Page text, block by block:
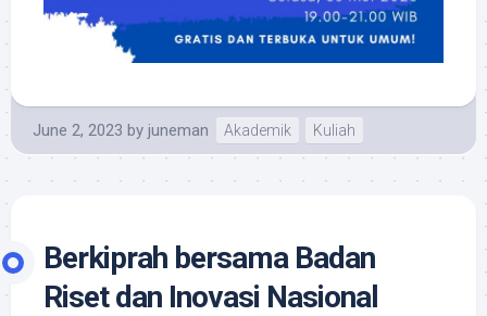
June 2, 2023 by juneman Akademik Kuliah
Berkiprah bersama Badan
Riset dan Inovasi Nasional